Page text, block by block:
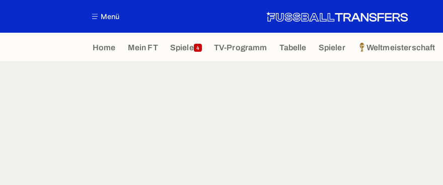
Menü
Home Mein FT Spiele 4 TV-Programm Tabelle Spieler Weltmeisterschaft